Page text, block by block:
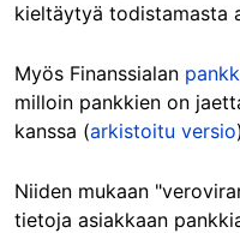
kieltäytyä todistamasta
Myös Finanssialan
milloin pankkien on
kanssa (arkistoitu versio
Niiden mukaan
tietoja asiakkaan